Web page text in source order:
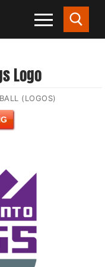
Logo
(LOGOS)